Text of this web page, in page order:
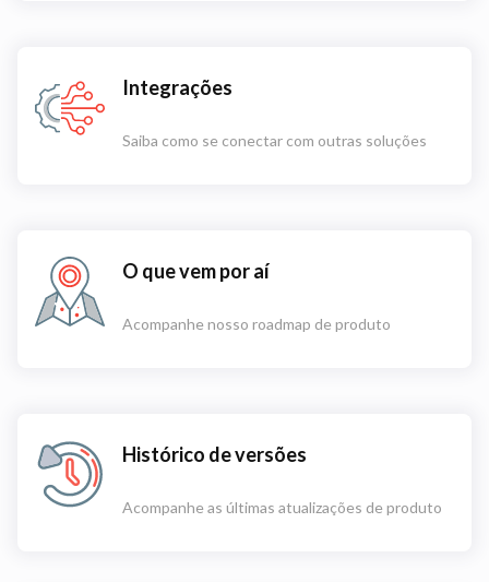
Integrações
Saiba como se conectar com outras soluções
O que vem por aí
Acompanhe nosso roadmap de produto
Histórico de versões
Acompanhe as últimas atualizações de produto